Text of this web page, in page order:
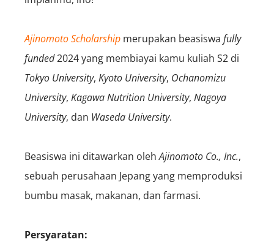
Ajinomoto Scholarship merupakan beasiswa fully
funded2024 yang membiayai kamu kuliah S2 di
Tokyo University, Kyoto University, Ochanomizu
University, Kagawa Nutrition University, Nagoya
University, dan Waseda University.
Beasiswa ini ditawarkan olehAjinomoto Co., Inc.,
sebuah perusahaan Jepang yang memproduksi
bumbu masak, makanan, dan farmasi.
Persyaratan: